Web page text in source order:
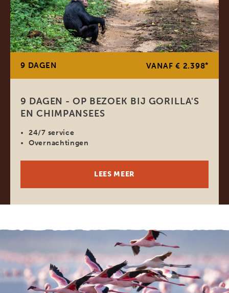
9 DAGEN VANAF € 2.398*
9 DAGEN - OP BEZOEK BIJ GORILLA'S
EN CHIMPANSEES
24/7 service
Overnachtingen
LEES MEER